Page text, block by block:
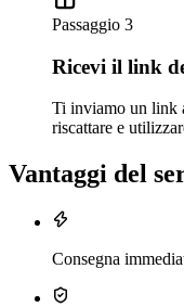
Passaggio 3
Ricevi il link
Ti inviamo un link
riscattare e
Vantaggi del
Consegna